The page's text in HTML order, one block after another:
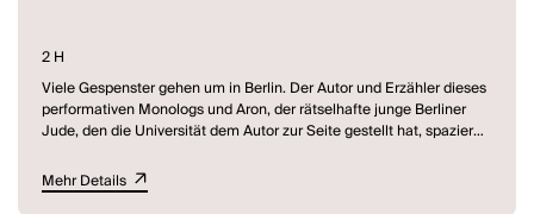
2 H
Viele Gespenster gehen um in Berlin. Der Autor und Erzähler dieses
performativen Monologs und Aron, der rätselhafte junge Berliner
Jude, den die Universität dem Autor zur Seite gestellt hat, spazieren
kommen. Manchmal sind die Gespenster zum Greifen nahe,
manchmal verflüchtigen sie sich oder verstecken sich in den
Mehr Details